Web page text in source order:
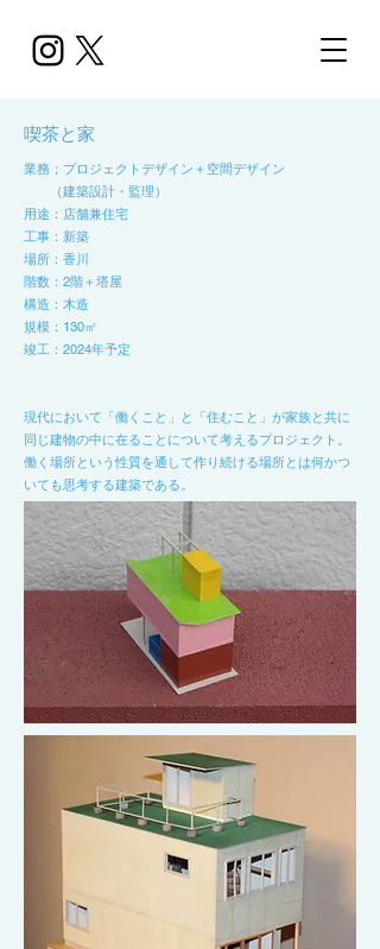
​喫茶と家
​業務；プロジェクトデザイン＋空間デザイン
（建築設計・監理）
用途：店舗兼住宅
​工事：新築
場所：香川
階数：2階＋塔屋
構造：木造
​規模：130㎡
​竣工：2024年予定
現代において「働くこと」と「住むこと」が家族と共に
同じ建物の中に在ることについて考えるプロジェクト。
働く場所という性質を通して作り続ける場所とは何かつ
いても思考する建築である。